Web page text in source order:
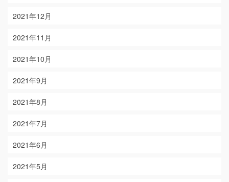
2021年12月
2021年11月
2021年10月
2021年9月
2021年8月
2021年7月
2021年6月
2021年5月